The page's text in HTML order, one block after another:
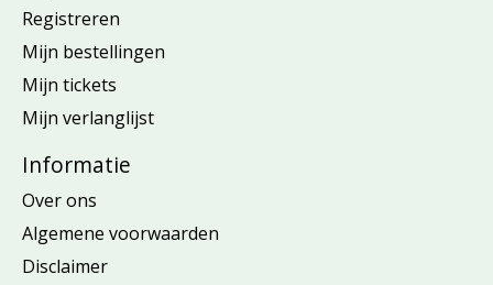
Registreren
Mijn bestellingen
Mijn tickets
Mijn verlanglijst
Informatie
Over ons
Algemene voorwaarden
Disclaimer